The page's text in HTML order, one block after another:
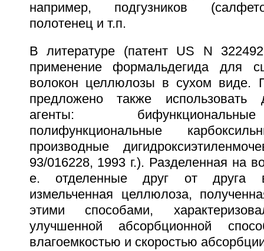
например, подгузников
полотенец и т.п.
В литературе (патент US N
применение формальдегида для
волокон целлюлозы в сухом виде.
предложено также использовать
агенты:
полифункциональные
производные
93/016228, 1993 г.). Разделенная на
е. отделенные друг от друга
измельченная целлюлоза,
этими способами,
улучшенной абсорбционной
влагоемкостью и скоростью